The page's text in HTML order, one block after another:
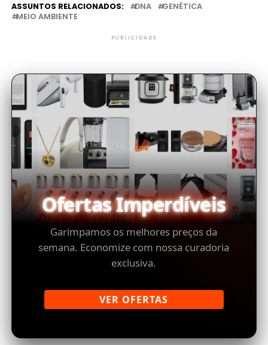
ASSUNTOS RELACIONADOS: DNA
GENÉTICA
MEIO AMBIENTE
PUBLICIDADE
Ofertas Imperdíveis
Garimpamos os melhores preços da
semana. Economize com nossa curadoria
exclusiva.
VER OFERTAS